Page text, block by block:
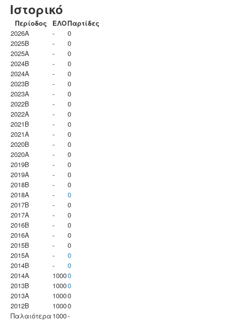
Ιστορικό
Περίοδος ΕΛΟΠαρτίδες
2026A
-
0
2025B
-
0
2025A
-
0
2024B
-
0
2024A
-
0
2023B
-
0
2023Α
-
0
2022B
-
0
2022A
-
0
2021B
-
0
2021A
-
0
2020B
-
0
2020A
-
0
2019B
-
0
2019A
-
0
2018B
-
0
2018A
-
0
2017B
-
0
2017A
-
0
2016B
-
0
2016A
-
0
2015B
-
0
2015A
-
0
2014B
-
0
2014A
10000
2013B
10000
2013A
10000
2012B
10000
Παλαιότερα 1000-